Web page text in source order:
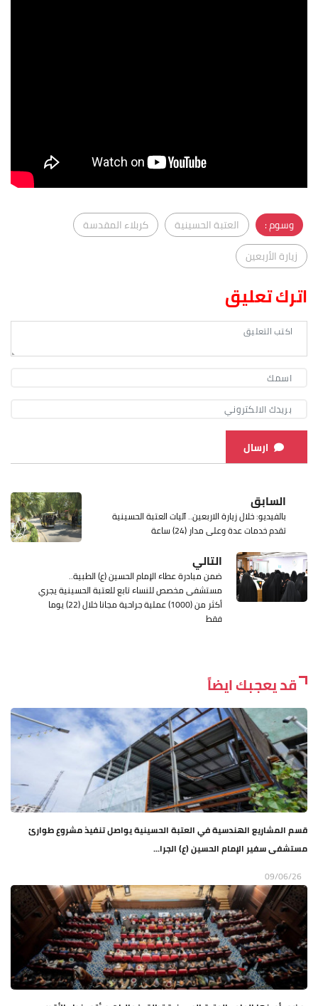
وسوم : العتبة الحسينية
كربلاء المقدسة
زيارة الأربعين
اترك تعليق
ارسال
السابق
بالفيديو: خلال زيارة الاربعين.. آليات العتبة الحسينية
تقدم خدمات عدة وعلى مدار (24) ساعة
التالي
ضمن مبادرة عطاء الإمام الحسين (ع) الطبية..
مستشفى مخصص للنساء تابع للعتبة الحسينية يجري
أكثر من (1000) عملية جراحية مجانا خلال (22) يوما
فقط
قد يعجبك ايضاً
قسم المشاريع الهندسية في العتبة الحسينية يواصل تنفيذ مشروع طوارئ
مستشفى سفير الإمام الحسين (ع) الجرا...
09/06/26